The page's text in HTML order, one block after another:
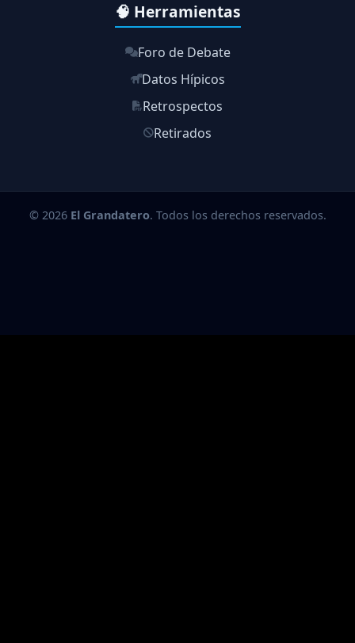
🧠 Herramientas
Foro de Debate
Datos Hípicos
Retrospectos
Retirados
© 2026 El Grandatero. Todos los derechos reservados.